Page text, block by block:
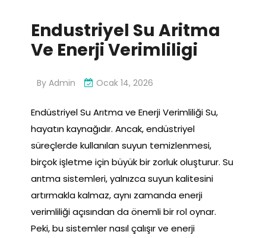
Endustriyel Su Aritma
Ve Enerji Verimliligi
By Admin Ocak 14, 2026
Endüstriyel Su Arıtma ve Enerji Verimliliği Su,
hayatın kaynağıdır. Ancak, endüstriyel
süreçlerde kullanılan suyun temizlenmesi,
birçok işletme için büyük bir zorluk oluşturur. Su
arıtma sistemleri, yalnızca suyun kalitesini
artırmakla kalmaz, aynı zamanda enerji
verimliliği açısından da önemli bir rol oynar.
Peki, bu sistemler nasıl çalışır ve enerji